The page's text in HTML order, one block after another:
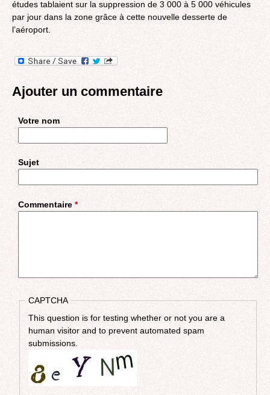
études tablaient sur la suppression de 3 000 à 5 000 véhicules
par jour dans la zone grâce à cette nouvelle desserte de
l’aéroport.
Ajouter un commentaire
Votre nom
Sujet
Commentaire *
CAPTCHA
This question is for testing whether or not you are a
human visitor and to prevent automated spam
submissions.